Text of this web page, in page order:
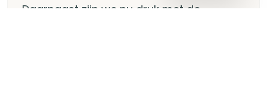
Daarnaast zijn we nu druk met de